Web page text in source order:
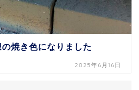
焼き色になりました
2025年6月16日